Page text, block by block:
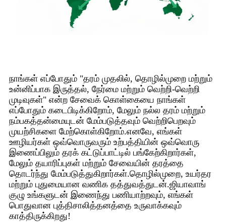
நாங்கள் எப்போதும் "தரம் முதலில், தொழில்முறை மற்றும்
உன்னிப்பாக இருத்தல், நேர்மை மற்றும் வெற்றி-வெற்றி
முடிவுகள்" என்ற சேவைக் கொள்கையை நாங்கள்
எப்போதும் கடைபிடிக்கிறோம், மேலும் நல்ல தரம் மற்றும்
நம்பகத்தன்மையுடன் மேம்படுத்தவும் வெற்றிபெறவும்
முயற்சிகளை மேற்கொள்கிறோம்.எனவே, எங்கள்
ஊழியர்கள் ஒவ்வொருவரும் உற்பத்தியின் ஒவ்வொரு
இணைப்பிலும் தரக் கட்டுப்பாட்டில் பங்கேற்கிறார்கள்,
மேலும் தயாரிப்புகள் மற்றும் சேவையின் தரத்தை
தொடர்ந்து மேம்படுத்துகிறார்கள்.தொழில்முறை, உயர்தர
மற்றும் புதுமையான வணிக தத்துவத்துடன்.ஜியாவாங்
குழு உங்களுடன் இணைந்து பணியாற்றவும், எங்கள்
பொதுவான புத்திசாலித்தனத்தை உருவாக்கவும்
காத்திருக்கிறது!